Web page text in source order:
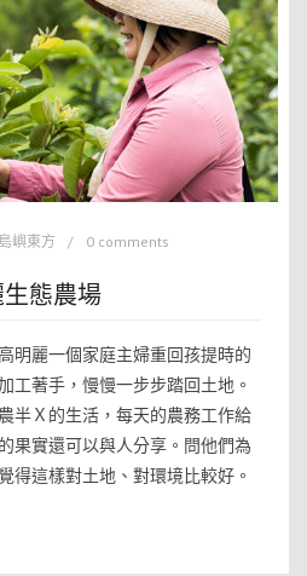
島嶼東方 0 comments
生態農場
明麗一個家庭主婦重回孩提時的
工著手，慢慢一步步踏回土地。
半Ｘ的生活，每天的農務工作給
果實還可以與人分享。問他們為
得這樣對土地、對環境比較好。